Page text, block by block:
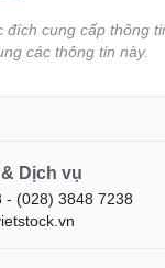
cung cấp
các thông tin này.
Dịch vụ
- (028) 3848 7238